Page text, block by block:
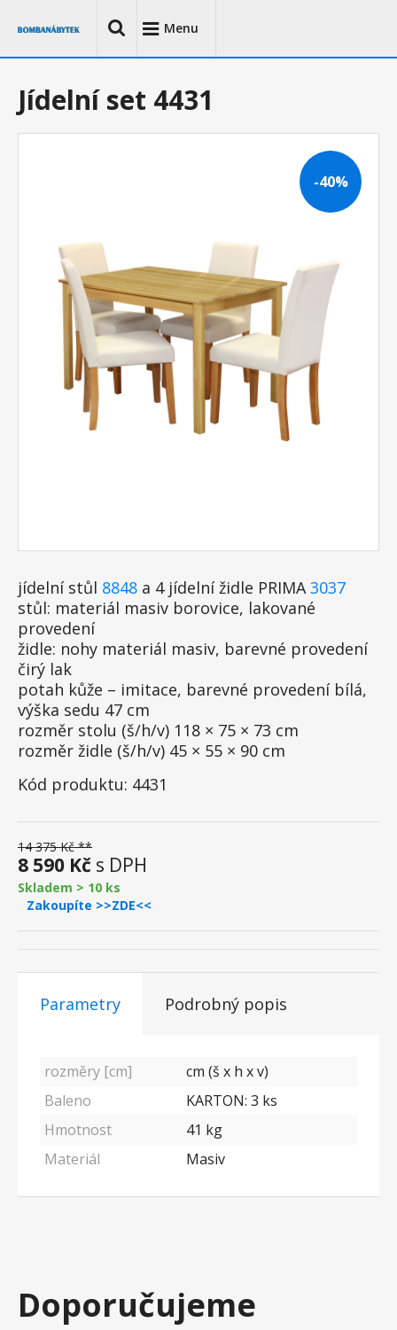
Menu
-40%
Jídelní set 4431
jídelní stůl 8848 a 4 jídelní židle PRIMA3037
stůl: materiál masiv borovice, lakované
provedení
židle: nohy materiál masiv, barevné provedení
čirý lak
potah kůže – imitace, barevné provedení bílá,
výška sedu 47 cm
rozměr stolu (š/h/v) 118 × 75 × 73 cm
rozměr židle (š/h/v) 45 × 55 × 90 cm
Kód produktu: 4431
14 375 Kč **
8 590 Kč s DPH
Skladem > 10 ks
Zakoupíte >>ZDE<<
Parametry Podrobný popis
rozměry [cm]
cm (š x h x v)
Baleno
KARTON: 3 ks
Hmotnost
41 kg
Materiál
Masiv
Doporučujeme